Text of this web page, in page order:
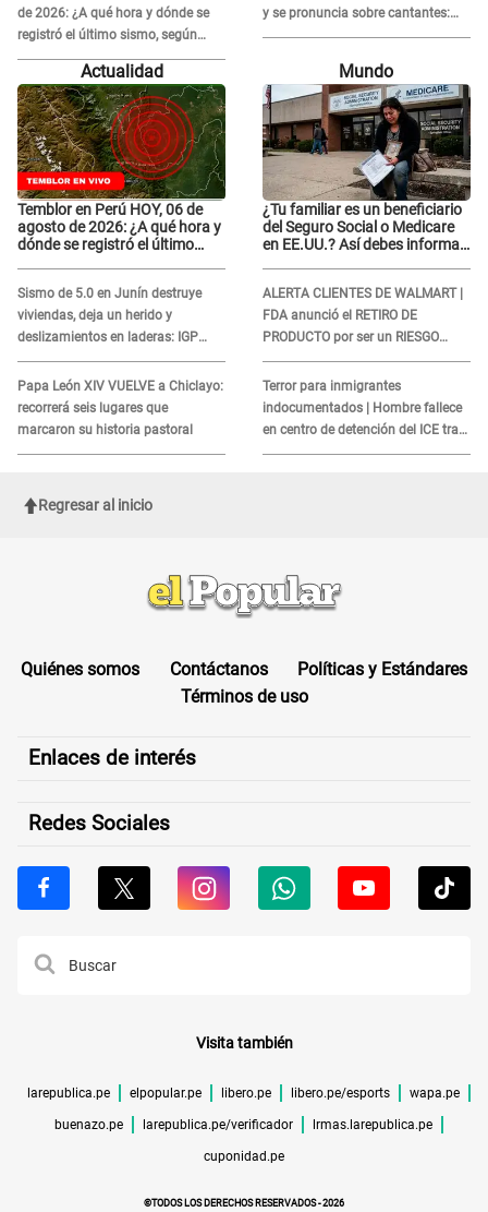
de 2026: ¿A qué hora y dónde se
registró el último sismo, según
IGP?
y se pronuncia sobre cantantes:
"Mis chicas están siendo
Actualidad
Temblor en Perú HOY, 06 de
agosto de 2026: ¿A qué hora y
dónde se registró el último
Sismo de 5.0 en Junín destruye
viviendas, deja un herido y
deslizamientos en laderas: IGP
alerta sobre posibles réplicas
Papa León XIV VUELVE a Chiclayo:
recorrerá seis lugares que
marcaron su historia pastoral
Mundo
¿Tu familiar es un beneficiario
del Seguro Social o Medicare
en EE.UU.? Así debes informar
ALERTA CLIENTES DE WALMART |
FDA anunció el RETIRO DE
PRODUCTO por ser un RIESGO
MORTAL para consumidores: ¿Cuál
es?
Terror para inmigrantes
indocumentados | Hombre fallece
en centro de detención del ICE tras
sufrir una "emergencia médica"
Regresar al inicio
Quiénes somos Contáctanos
Políticas y Estándares
Términos de uso
Enlaces de interés
Redes Sociales
Visita también
larepublica.pe elpopular.pe libero.pe libero.pe/esports wapa.pe
buenazo.pe larepublica.pe/verificador lrmas.larepublica.pe
cuponidad.pe
©TODOS LOS DERECHOS RESERVADOS -2026